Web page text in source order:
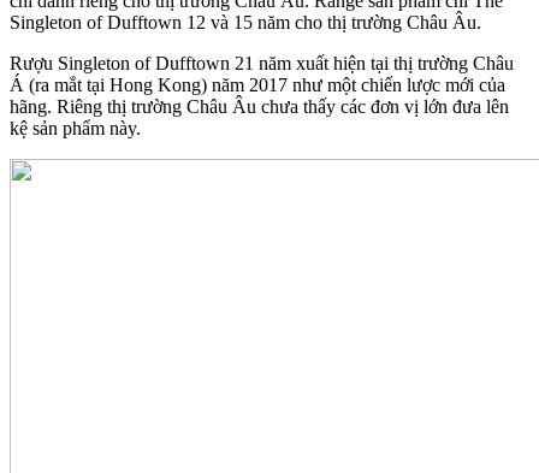
Singleton of Dufftown 12 và 15 năm cho thị trường Châu Âu.
Rượu Singleton of Dufftown 21 năm xuất hiện tại thị trường Châu
Á (ra mắt tại Hong Kong) năm 2017 như một chiến lược mới của
hãng. Riêng thị trường Châu Âu chưa thấy các đơn vị lớn đưa lên
kệ sản phẩm này.